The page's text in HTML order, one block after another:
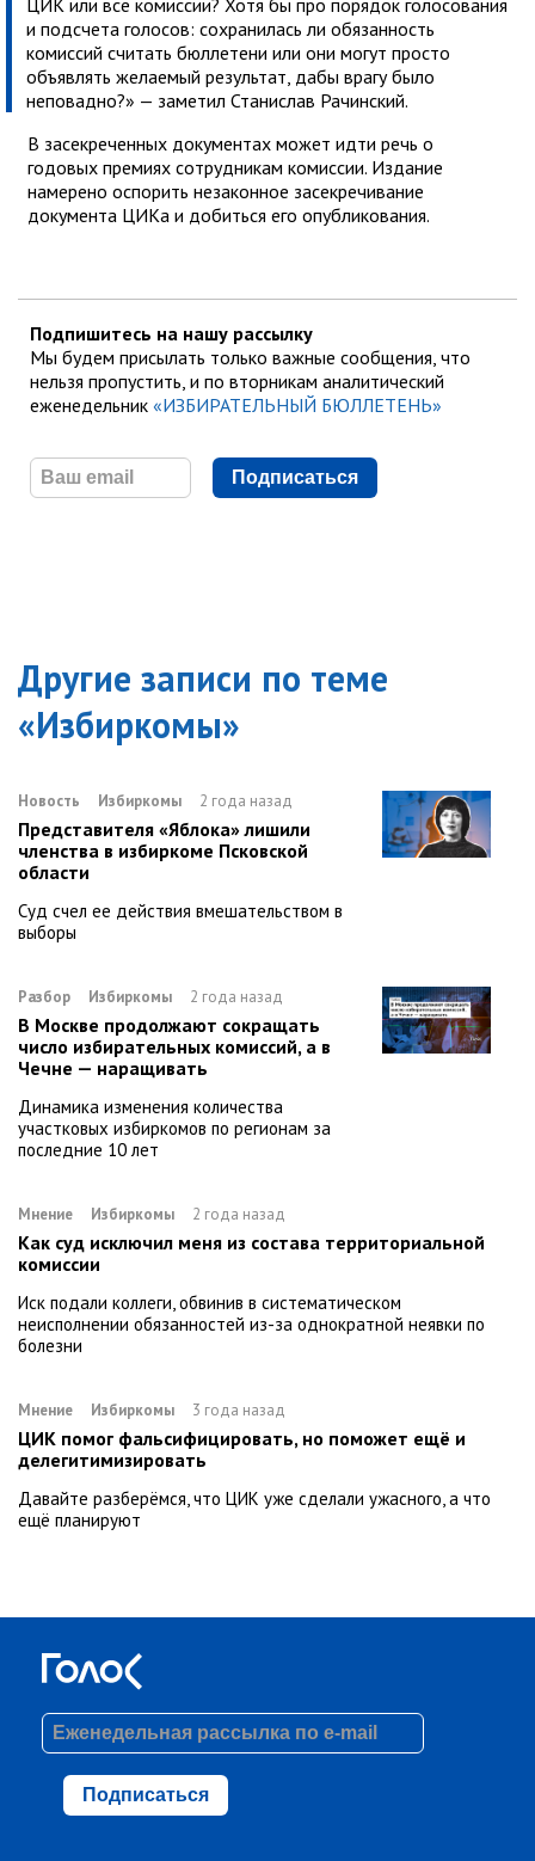
ЦИК или все комиссии? Хотя бы про порядок голосования
и подсчета голосов: сохранилась ли обязанность
комиссий считать бюллетени или они могут просто
объявлять желаемый результат, дабы врагу было
неповадно?» — заметил Станислав Рачинский.
В засекреченных документах может идти речь о
годовых премиях сотрудникам комиссии. Издание
намерено оспорить незаконное засекречивание
документа ЦИКа и добиться его опубликования.
Подпишитесь на нашу рассылку
Мы будем присылать только важные сообщения, что
нельзя пропустить, и по вторникам аналитический
еженедельник «ИЗБИРАТЕЛЬНЫЙ БЮЛЛЕТЕНЬ»
Подписаться
Другие записи по теме
«Избиркомы»
Новость Избиркомы 2 года назад
Представителя «Яблока» лишили
членства в избиркоме Псковской
области
Суд счел ее действия вмешательством в
выборы
Разбор Избиркомы 2 года назад
В Москве продолжают сокращать
число избирательных комиссий, а в
Чечне — наращивать
Динамика изменения количества
участковых избиркомов по регионам за
последние 10 лет
Мнение Избиркомы 2 года назад
Как суд исключил меня из состава территориальной
комиссии
Иск подали коллеги, обвинив в систематическом
неисполнении обязанностей из-за однократной неявки по
болезни
Мнение Избиркомы 3 года назад
ЦИК помог фальсифицировать, но поможет ещё и
делегитимизировать
Давайте разберёмся, что ЦИК уже сделали ужасного, а что
ещё планируют
Подписаться